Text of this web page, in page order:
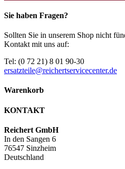
Sie haben Fragen?
Sollten Sie in unserem Shop nicht
Kontakt mit uns auf:
Tel: (0 72 21) 8 01 90-30
ersatzteile@reichertservicecenter.de
Warenkorb
KONTAKT
Reichert GmbH
In den Sangen 6
76547 Sinzheim
Deutschland